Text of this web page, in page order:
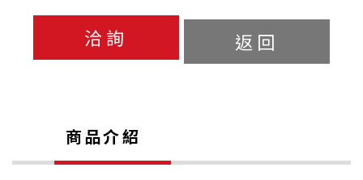
洽詢 返回
商品介紹